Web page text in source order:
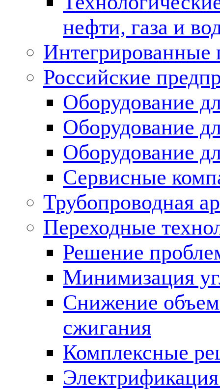
нефти, газа и
Российские
Оборудование
Оборудование
Оборудование
Сервисные
Трубопроводная
Переходные
Решение
Минимизация
Снижение
сжигания
Комплексные